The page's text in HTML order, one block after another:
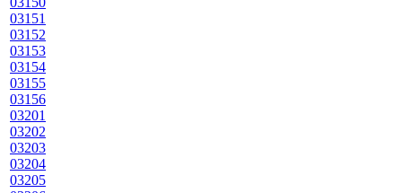
03151
03152
03153
03154
03155
03156
03201
03202
03203
03204
03205